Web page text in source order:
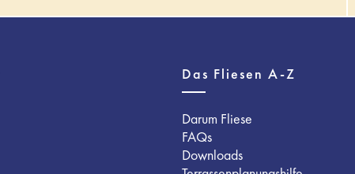
Das Fliesen A-Z
Darum Fliese
FAQs
Downloads